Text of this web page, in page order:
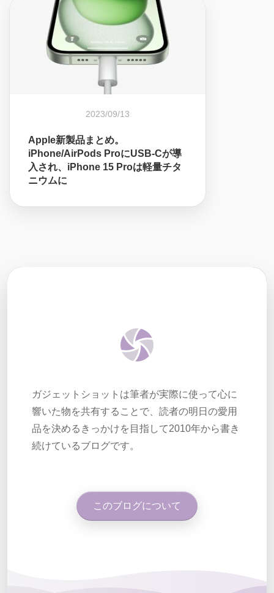
2023/09/13
Apple新製品まとめ。
iPhone/AirPods ProにUSB-Cが導
入され、iPhone 15 Proは軽量チタ
ニウムに
ガジェットショットは筆者が実際に使って心に
響いた物を共有することで、読者の明日の愛用
品を決めるきっかけを目指して2010年から書き
続けているブログです。
このブログについて